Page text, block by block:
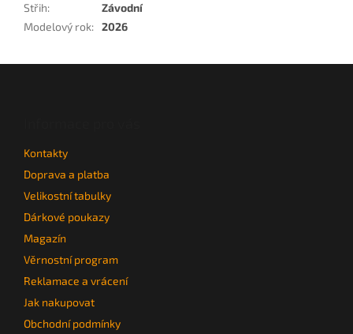
Střih:
Závodní
Modelový rok: 2026
Kontakty
Doprava a platba
Velikostní tabulky
Dárkové poukazy
Magazín
Věrnostní program
Reklamace a vrácení
Jak nakupovat
Obchodní podmínky